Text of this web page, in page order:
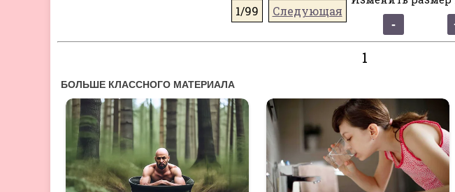
1/99 Следующая
1